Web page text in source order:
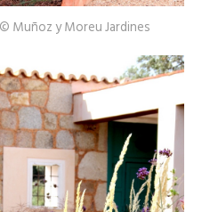
Muñoz y Moreu Jardines